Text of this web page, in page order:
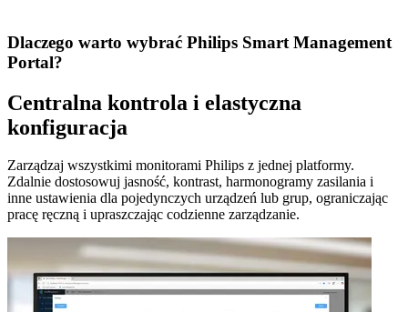
Dlaczego warto wybrać Philips Smart Management
Portal?
Centralna kontrola i elastyczna
konfiguracja
Zarządzaj wszystkimi monitorami Philips z jednej platformy.
Zdalnie dostosowuj jasność, kontrast, harmonogramy zasilania i
inne ustawienia dla pojedynczych urządzeń lub grup, ograniczając
pracę ręczną i upraszczając codzienne zarządzanie.